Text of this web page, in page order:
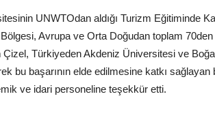
UNWTOdan aldığı Turizm Eğitiminde
Avrupa ve Orta Doğudan toplam
Türkiyeden Akdeniz Üniversitesi ve
bu başarının elde edilmesine katkı
ve idari personeline teşekkür etti.